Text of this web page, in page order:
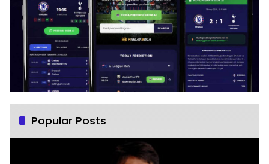
Popular Posts